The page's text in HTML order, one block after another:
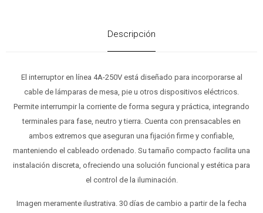
Descripción
El interruptor en línea 4A-250V está diseñado para incorporarse al
cable de lámparas de mesa, pie u otros dispositivos eléctricos.
Permite interrumpir la corriente de forma segura y práctica, integrando
terminales para fase, neutro y tierra. Cuenta con prensacables en
ambos extremos que aseguran una fijación firme y confiable,
manteniendo el cableado ordenado. Su tamaño compacto facilita una
instalación discreta, ofreciendo una solución funcional y estética para
el control de la iluminación.
Imagen meramente ilustrativa. 30 días de cambio a partir de la fecha